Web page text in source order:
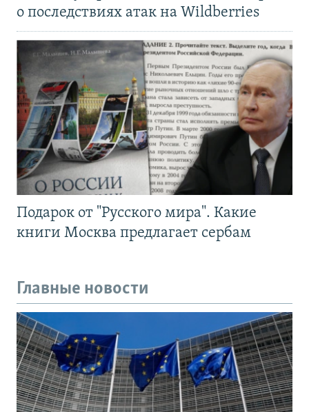
о последствиях атак на Wildberries
Подарок от "Русского мира". Какие
книги Москва предлагает сербам
Главные новости